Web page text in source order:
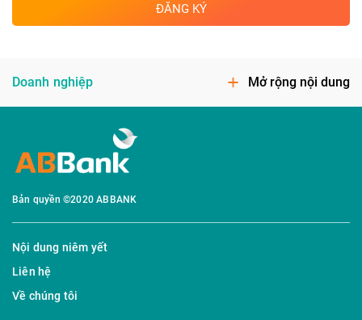
ĐĂNG KÝ
Doanh nghiệp Mở rộng nội dung
Bản quyền ©2020 ABBANK
Nội dung niêm yết
Liên hệ
Về chúng tôi